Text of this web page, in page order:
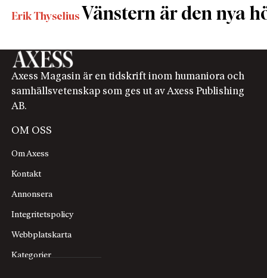
Erik Thyselius Vänstern är den nya
Axess Magasin är en tidskrift inom humaniora och
samhällsvetenskap som ges ut av Axess Publishing
AB.
OM OSS
Om Axess
Kontakt
Annonsera
Integritetspolicy
Webbplatskarta
Kategorier